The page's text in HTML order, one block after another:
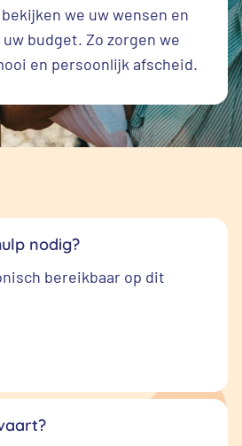
we uw wensen en
budget. Zo zorgen we
en persoonlijk afscheid.
nodig?
bereikbaar op dit